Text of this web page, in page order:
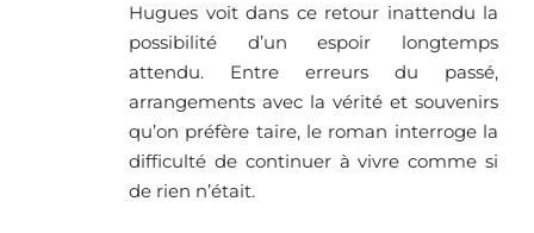
Hugues voit dans ce retour inattendu la
possibilité d’un espoir longtemps
attendu. Entre erreurs du passé,
arrangements avec la vérité et souvenirs
qu’on préfère taire, le roman interroge la
difficulté de continuer à vivre comme si
de rien n’était.